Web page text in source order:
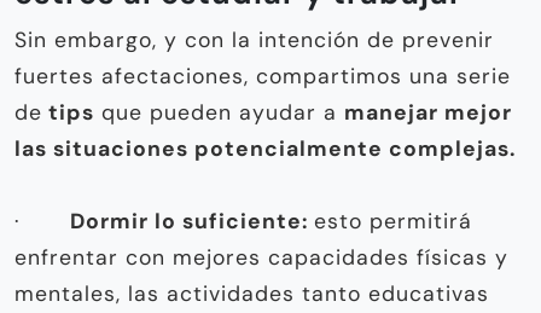
Sin embargo, y con la intención de prevenir
fuertes afectaciones, compartimos una serie
de tips que pueden ayudar a manejar mejor
las situaciones potencialmente complejas.
· Dormir lo suficiente: esto permitirá
enfrentar con mejores capacidades físicas y
mentales, las actividades tanto educativas